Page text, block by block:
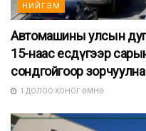
НИЙГЭМ
Автомашины улсын
15-наас есдүгээр
сондгойгоор зорчуулна
1 ДОЛОО ХОНОГ ӨМНӨ